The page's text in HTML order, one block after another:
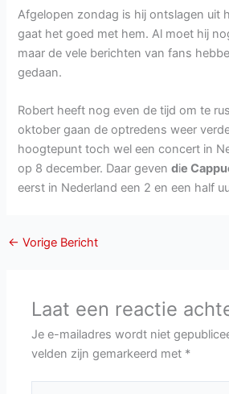
Afgelopen zondag is hij ontslagen uit
gaat het goed met hem. Al moet hij
maar de vele berichten van fans
gedaan.
Robert heeft nog even de tijd om te
oktober gaan de optredens weer
hoogtepunt toch wel een concert in
op 8 december. Daar gevendie
eerst in Nederland een 2 en een half
← Vorige Bericht
Laat een reactie
Je e-mailadres wordt niet
velden zijn gemarkeerd met *